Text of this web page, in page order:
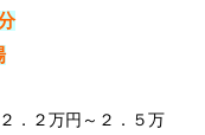
．２万円～２．５万